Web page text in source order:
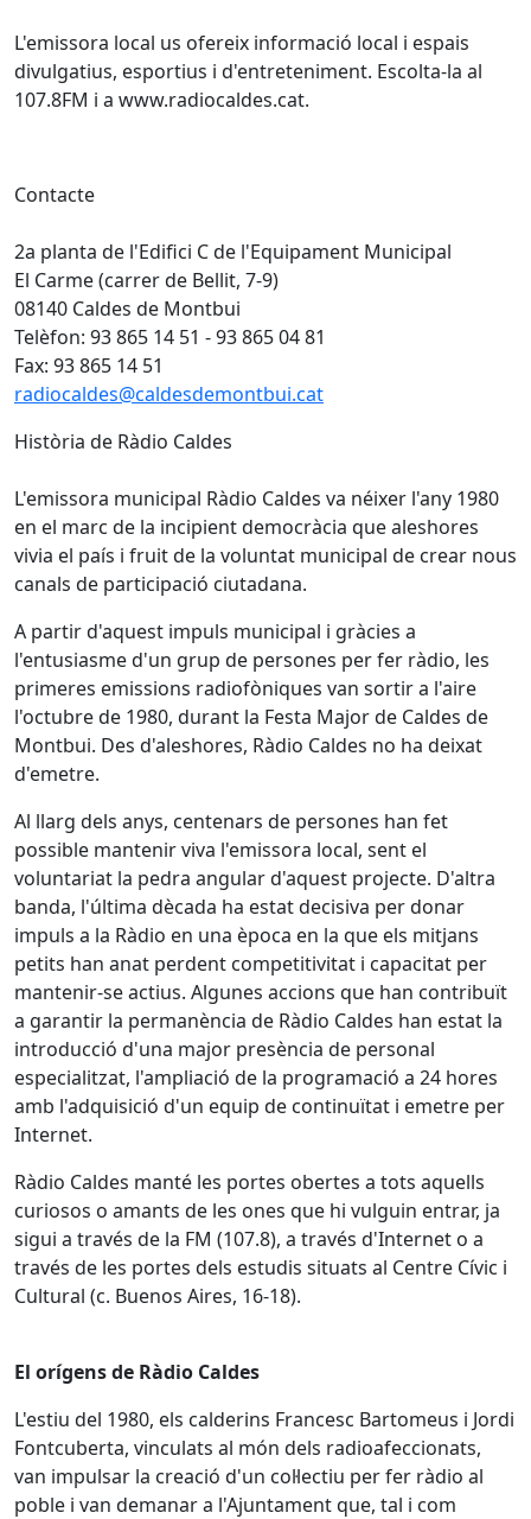
L'emissora local us ofereix informació local i espais
divulgatius, esportius i d'entreteniment. Escolta-la al
107.8FM i a www.radiocaldes.cat.
Contacte
2a planta de l'Edifici C de l'Equipament Municipal
El Carme (carrer de Bellit, 7-9)
08140 Caldes de Montbui
Telèfon: 93 865 14 51 - 93 865 04 81
Fax: 93 865 14 51
radiocaldes@caldesdemontbui.cat
Història de Ràdio Caldes
L'emissora municipal Ràdio Caldes va néixer l'any 1980
en el marc de la incipient democràcia que aleshores
vivia el país i fruit de la voluntat municipal de crear nous
canals de participació ciutadana.
A partir d'aquest impuls municipal i gràcies a
l'entusiasme d'un grup de persones per fer ràdio, les
primeres emissions radiofòniques van sortir a l'aire
l'octubre de 1980, durant la Festa Major de Caldes de
Montbui. Des d'aleshores, Ràdio Caldes no ha deixat
d'emetre.
Al llarg dels anys, centenars de persones han fet
possible mantenir viva l'emissora local, sent el
voluntariat la pedra angular d'aquest projecte. D'altra
banda, l'última dècada ha estat decisiva per donar
impuls a la Ràdio en una època en la que els mitjans
petits han anat perdent competitivitat i capacitat per
mantenir-se actius. Algunes accions que han contribuït
a garantir la permanència de Ràdio Caldes han estat la
introducció d'una major presència de personal
especialitzat, l'ampliació de la programació a 24 hores
amb l'adquisició d'un equip de continuïtat i emetre per
Internet.
Ràdio Caldes manté les portes obertes a tots aquells
curiosos o amants de les ones que hi vulguin entrar, ja
sigui a través de la FM (107.8), a través d'Internet o a
través de les portes dels estudis situats al Centre Cívic i
Cultural (c. Buenos Aires, 16-18).
El orígens de Ràdio Caldes
L'estiu del 1980, els calderins Francesc Bartomeus i Jordi
Fontcuberta, vinculats al món dels radioafeccionats,
van impulsar la creació d'un col·lectiu per fer ràdio al
poble i van demanar a l'Ajuntament que, tal i com